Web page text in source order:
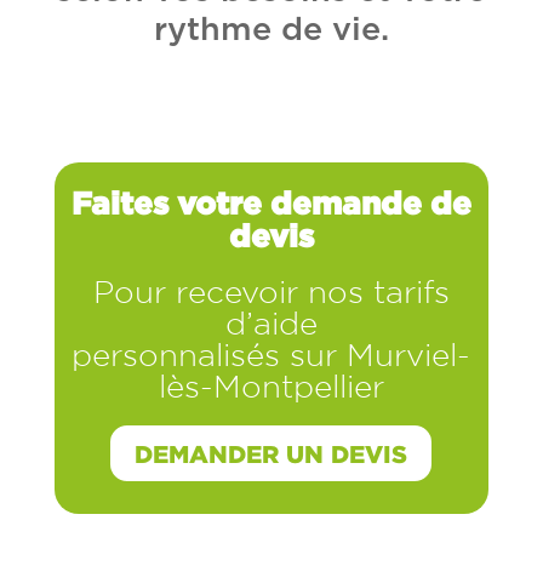
rythme de vie.
Faites votre demande de
devis
Pour recevoir nos tarifs
d’aide
personnalisés sur Murviel-
lès-Montpellier
DEMANDER UN DEVIS